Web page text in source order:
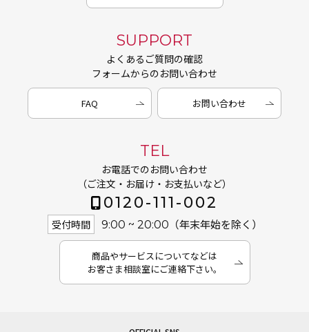
SUPPORT
よくあるご質問の確認
フォームからのお問い合わせ
FAQ お問い合わせ
TEL
お電話でのお問い合わせ
（ご注文・お届け・お支払いなど）
0120-111-002
受付時間 9:00 ~ 20:00 （年末年始を除く）
商品やサービスについてなどは
お客さま相談室にご連絡下さい。